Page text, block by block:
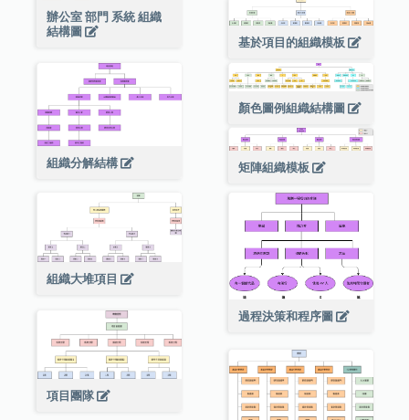
辦公室 部門 系統 組織
結構圖
基於項目的組織模板
組織分解結構
顏色圖例組織結構圖
矩陣組織模板
組織大堆項目
過程決策和程序圖
項目團隊